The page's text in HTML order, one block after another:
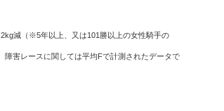
:2kg減（※5年以上、又は101勝以上の女性騎手の
害レースに関しては平均Fで計測されたデータで